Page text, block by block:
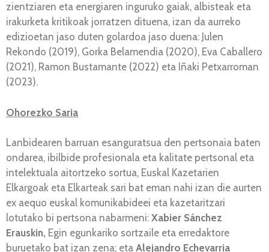
zientziaren eta energiaren inguruko gaiak, albisteak eta
irakurketa kritikoak jorratzen dituena, izan da aurreko
edizioetan jaso duten golardoa jaso duena: Julen
Rekondo (2019), Gorka Belamendia (2020), Eva Caballero
(2021), Ramon Bustamante (2022) eta Iñaki Petxarroman
(2023).
Ohorezko Saria
Lanbidearen barruan esanguratsua den pertsonaia baten
ondarea, ibilbide profesionala eta kalitate pertsonal eta
intelektuala aitortzeko sortua, Euskal Kazetarien
Elkargoak eta Elkarteak sari bat eman nahi izan die aurten
ex aequo euskal komunikabideei eta kazetaritzari
lotutako bi pertsona nabarmeni: Xabier Sánchez
Erauskin, Egin egunkariko sortzaile eta erredaktore
buruetako bat izan zena; eta Alejandro Echevarria